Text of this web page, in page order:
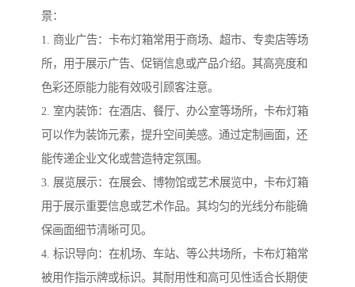
景：
1. 商业广告：卡布灯箱常用于商场、超市、专卖店等场
所，用于展示广告、促销信息或产品介绍。其高亮度和
色彩还原能力能有效吸引顾客注意。
2. 室内装饰：在酒店、餐厅、办公室等场所，卡布灯箱
可以作为装饰元素，提升空间美感。通过定制画面，还
能传递企业文化或营造特定氛围。
3. 展览展示：在展会、博物馆或艺术展览中，卡布灯箱
用于展示重要信息或艺术作品。其均匀的光线分布能确
保画面细节清晰可见。
4. 标识导向：在机场、车站、等公共场所，卡布灯箱常
被用作指示牌或标识。其耐用性和高可见性适合长期使